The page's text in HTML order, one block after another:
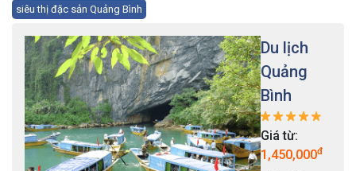
siêu thị đặc sản Quảng Bình
Du lịch
Quảng
Bình
Giá từ:
1,450,000đ